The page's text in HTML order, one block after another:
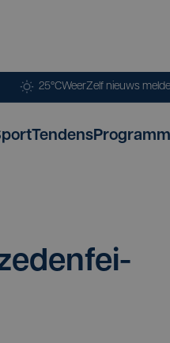
25°CWeerZelf nieuws
Tendens